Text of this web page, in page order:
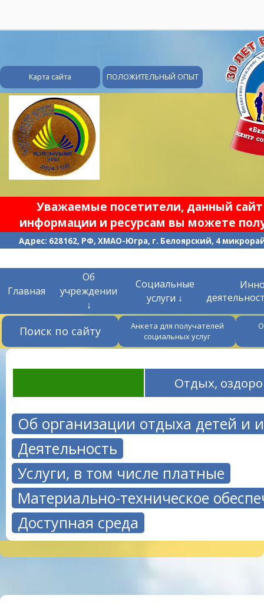
Карта сайта ПОЛОЖИТЕЛЬНЫЙ ОПЫТ
Уважаемые посетители, данный
информации и ресурсам вы можете
Адрес: 628162, РФ, ХМАО-Югра, г. Белоярский, 4
Главная
Об
учреждении
↓
Социальные
услуги ↓
Поиск по сайту
Анкета для получателей
социальных услуг
Отдых,
Об организации отдыха детей и
Деятельность
Услуги, в том числе платные
Материально-техническое
Доступная среда